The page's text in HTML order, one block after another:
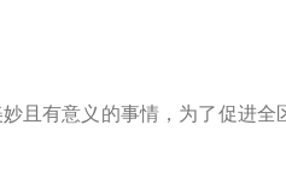
且有意义的事情，为了促进